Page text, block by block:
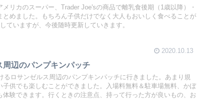
リカのスーパー、Trader Joe'sの商品で離乳食後期（1歳以降）・
めました。もちろん子供だけでなく大人もおいしく食べることが
ていますが、今後随時更新していきます。
2020.10.13
辺のパンプキンパッチ
るロサンゼルス周辺のパンプキンパッチに行きました。あまり規
供でも楽しむことができました。入場料無料＆駐車場無料、かぼ
験できます。行くときの注意点、持って行った方が良いもの、お